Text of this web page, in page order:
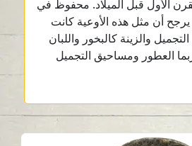
الأول قبل الميلاد. محفوظ في
يرجح أن مثل هذه الأوعية كانت
والزينة كالبخور واللبان
العطور ومساحيق التجميل